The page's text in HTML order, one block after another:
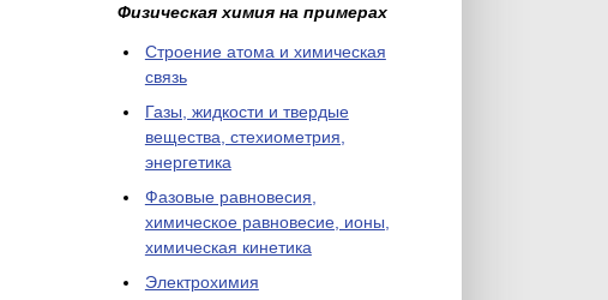
Физическая химия на примерах
Cтроение атома и химическая
связь
Газы, жидкости и твердые
вещества, стехиометрия,
энергетика
Фазовые равновесия,
химическое равновесие, ионы,
химическая кинетика
Электрохимия